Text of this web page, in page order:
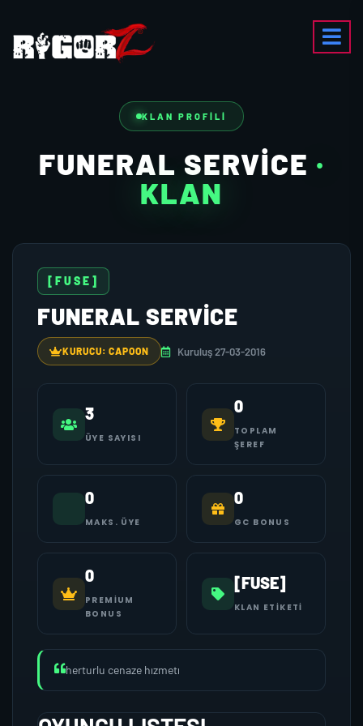
KLAN PROFILI
FUNERAL SERVICE ·
KLAN
[FUSE]
FUNERAL SERVICE
KURUCU: CAPOON Kuruluş 27-03-2016
3
ÜYE SAYISI
0
TOPLAM
ŞEREF
0
MAKS. ÜYE
0
GC BONUS
0
PREMIUM
BONUS
[FUSE]
KLAN ETIKETI
herturlu cenaze hızmetı